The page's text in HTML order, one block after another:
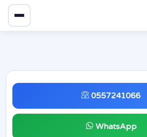
0557241066
WhatsApp